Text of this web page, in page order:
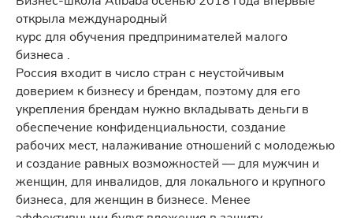
открыла международный
курс для обучения предпринимателей малого
бизнеса .
Россия входит в число стран с неустойчивым
доверием к бизнесу и брендам, поэтому для его
укрепления брендам нужно вкладывать деньги в
обеспечение конфиденциальности, создание
рабочих мест, налаживание отношений с молодежью
и создание равных возможностей — для мужчин и
женщин, для инвалидов, для локального и крупного
бизнеса, для женщин в бизнесе. Менее